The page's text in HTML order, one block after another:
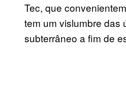
Tec, que
tem um vislumbre das
subterrâneo a fim de